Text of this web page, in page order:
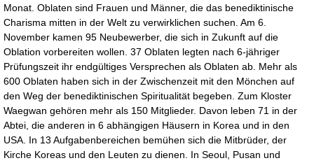
Monat. Oblaten sind Frauen und Männer, die das benediktinische
Charisma mitten in der Welt zu verwirklichen suchen. Am 6.
November kamen 95 Neubewerber, die sich in Zukunft auf die
Oblation vorbereiten wollen. 37 Oblaten legten nach 6-jähriger
Prüfungszeit ihr endgültiges Versprechen als Oblaten ab. Mehr als
600 Oblaten haben sich in der Zwischenzeit mit den Mönchen auf
den Weg der benediktinischen Spiritualität begeben. Zum Kloster
Waegwan gehören mehr als 150 Mitglieder. Davon leben 71 in der
Abtei, die anderen in 6 abhängigen Häusern in Korea und in den
USA. In 13 Aufgabenbereichen bemühen sich die Mitbrüder, der
Kirche Koreas und den Leuten zu dienen. In Seoul, Pusan und